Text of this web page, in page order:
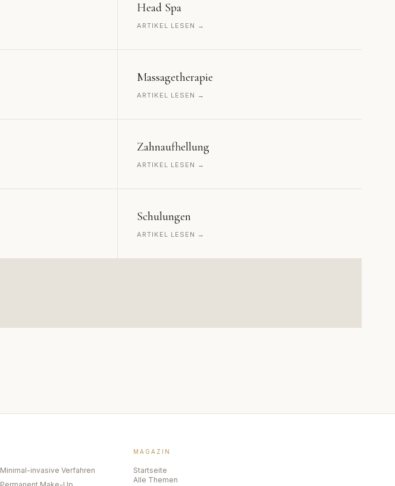
Head Spa
ARTIKEL LESEN →
Massagetherapie
ARTIKEL LESEN →
Zahnaufhellung
ARTIKEL LESEN →
Schulungen
ARTIKEL LESEN →
Minimal-invasive Verfahren
MAGAZIN
Startseite
Alle Themen